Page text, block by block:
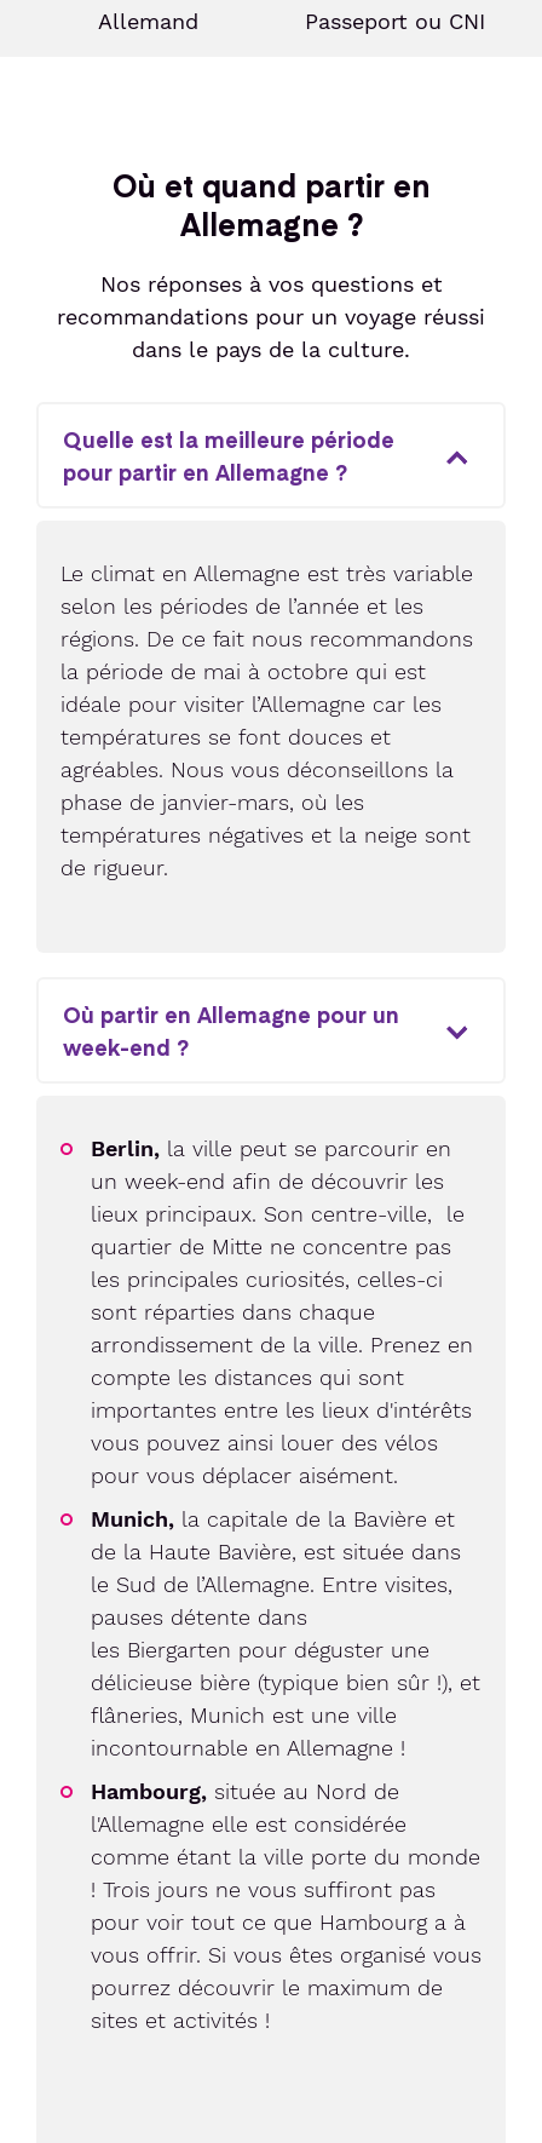
Allemand Passeport ou CNI
Où et quand partir en
Allemagne ?
Nos réponses à vos questions et
recommandations pour un voyage réussi
dans le pays de la culture.
Quelle est la meilleure période
pour partir en Allemagne ?
Le climat en Allemagne est très variable
selon les périodes de l’année et les
régions. De ce fait nous recommandons
la période de mai à octobre qui est
idéale pour visiter l’Allemagne car les
températures se font douces et
agréables. Nous vous déconseillons la
phase de janvier-mars, où les
températures négatives et la neige sont
de rigueur.
Où partir en Allemagne pour un
week-end ?
Berlin, la ville peut se parcourir en
un week-end afin de découvrir les
lieux principaux. Son centre-ville, le
quartier de Mitte ne concentre pas
les principales curiosités, celles-ci
sont réparties dans chaque
arrondissement de la ville. Prenez en
compte les distances qui sont
importantes entre les lieux d'intérêts
vous pouvez ainsi louer des vélos
pour vous déplacer aisément.
Munich, la capitale de la Bavière et
de la Haute Bavière, est située dans
le Sud de l’Allemagne. Entre visites,
pauses détente dans
les Biergarten pour déguster une
délicieuse bière (typique bien sûr !), et
flâneries, Munich est une ville
incontournable en Allemagne !
Hambourg, située au Nord de
l'Allemagne elle est considérée
comme étant la ville porte du monde
! Trois jours ne vous suffiront pas
pour voir tout ce que Hambourg a à
vous offrir. Si vous êtes organisé vous
pourrez découvrir le maximum de
sites et activités !